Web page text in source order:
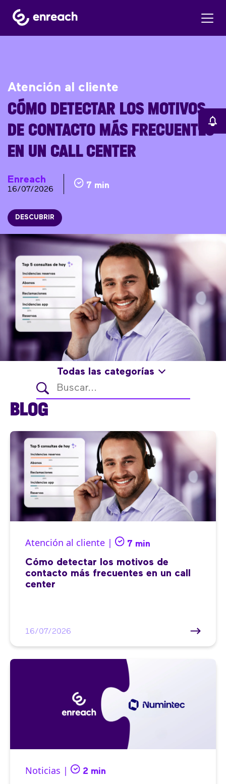
Atención al cliente
CÓMO DETECTAR LOS MOTIVOS
DE CONTACTO MÁS FRECUENTES
EN UN CALL CENTER
Enreach
16/07/2026 7 min
DESCUBRIR
Todas las categorías
BLOG
Atención al cliente | 7 min
Cómo detectar los motivos de
contacto más frecuentes en un call
center
16/07/2026
Noticias | 2 min